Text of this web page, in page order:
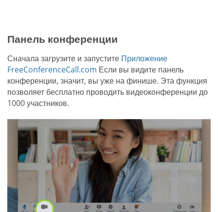
Панель конференции
Сначала загрузите и запустите Приложение
FreeConferenceCall.com Если вы видите панель
конференции, значит, вы уже на финише. Эта функция
позволяет бесплатно проводить видеоконференции до
1000 участников.